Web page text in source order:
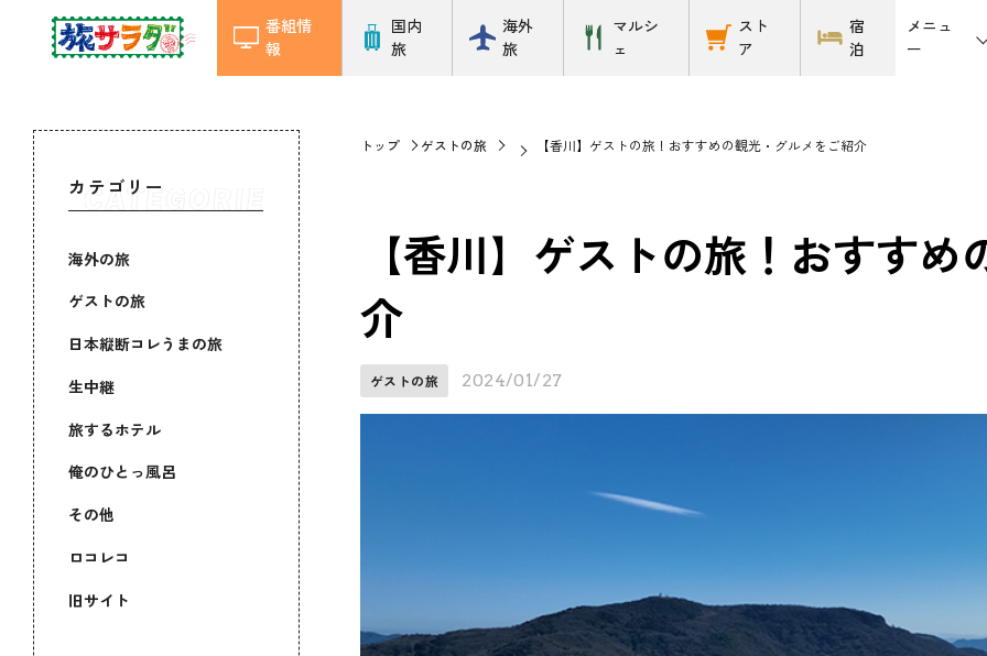
番組情
報
国内
旅
海外
旅
マルシ
ェ
スト
ア
宿
泊
メニュ
ー
カテゴリー
海外の旅
ゲストの旅
日本縦断コレうまの旅
生中継
旅するホテル
俺のひとっ風呂
その他
ロコレコ
旧サイト
トップ ゲストの旅 【香川】ゲストの旅！おすすめの観光・グルメをご紹介
【香川】ゲストの旅！おすす
介
ゲストの旅 2024/01/27